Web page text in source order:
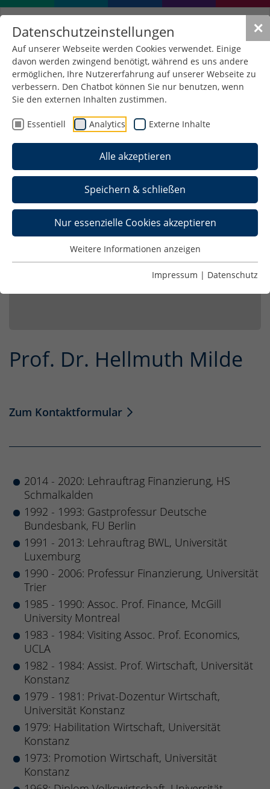
✕
Datenschutzeinstellungen
Auf unserer Webseite werden Cookies verwendet. Einige
davon werden zwingend benötigt, während es uns andere
ermöglichen, Ihre Nutzererfahrung auf unserer Webseite zu
verbessern. Den Chatbot können Sie nur benutzen, wenn
Sie den externen Inhalten zustimmen.
Essentiell Analytics Externe Inhalte
Alle akzeptieren
Speichern & schließen
Nur essenzielle Cookies akzeptieren
Weitere Informationen anzeigen
Impressum | Datenschutz
Prof. Dr. Hellmuth Milde
Zum Kontaktformular
2014 - 2020: Lehrauftrag Finanzierung, HS
Schmalkalden
1992 - 1993: Gastprofessur Deutsche
Bundesbank, FU Berlin
1991 - 2013: Lehrauftrag BWL, Universität
Luxemburg
1990 - 2006: Professur Finanzierung, Universität
Trier
1985 - 1990: Assoc. Prof. Finance, McGill
University Montreal
1983 - 1984: Visiting Assoc. Prof. Economics,
UCLA
1982 - 1984: Assist. Prof. Wirtschaft, Universität
Konstanz
1979 - 1981: Privat-Dozentur Wirtschaft,
Universität Konstanz
1979: Habilitation Wirtschaft, Universität
Konstanz
1973: Promotion Wirtschaft, Universität
Konstanz